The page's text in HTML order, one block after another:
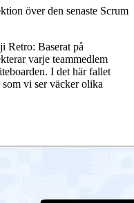
över den senaste Scrum
Retro: Baserat på
varje teammedlem
I det här fallet
vi ser väcker olika